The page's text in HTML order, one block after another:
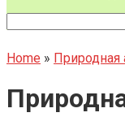
Home » Природная